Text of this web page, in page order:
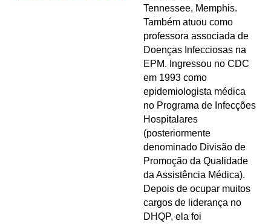
Tennessee, Memphis.
Também atuou como
professora associada de
Doenças Infecciosas na
EPM. Ingressou no CDC
em 1993 como
epidemiologista médica
no Programa de Infecções
Hospitalares
(posteriormente
denominado Divisão de
Promoção da Qualidade
da Assistência Médica).
Depois de ocupar muitos
cargos de liderança no
DHQP, ela foi